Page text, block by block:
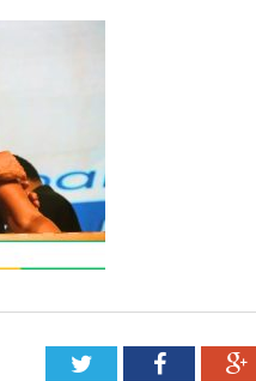
TwitterFacebook